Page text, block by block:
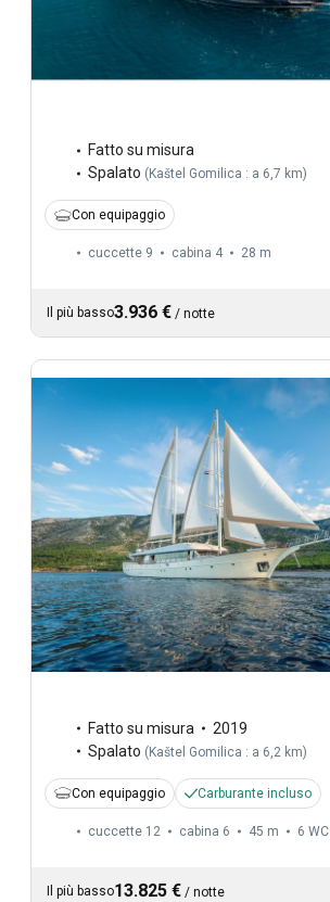
Fatto su misura
Spalato ( Kaštel Gomilica : a 6,7 km)
Con equipaggio
cuccette 9 cabina 4 28 m
Il più basso3.936 € / notte
Fatto su misura
2019
Spalato (Kaštel Gomilica : a 6,2 km)
Con equipaggio Carburante incluso
cuccette 12 cabina 6 45 m 6 WC
Il più basso13.825 € / notte